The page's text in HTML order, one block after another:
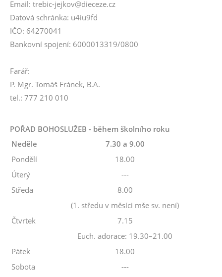
Email: trebic-jejkov@dieceze.cz
Datová schránka: u4iu9fd
IČO: 64270041
Bankovní spojení: 6000013319/0800
Farář:
P. Mgr. Tomáš Fránek, B.A.
tel.: 777 210 010
POŘAD BOHOSLUŽEB - během školního roku
Neděle
7.30 a 9.00
Pondělí
18.00
Úterý
---
Středa
8.00
(1. středu v měsíci mše sv. není)
Čtvrtek
7.15
Euch. adorace: 19.30–21.00
Pátek
18.00
Sobota
---